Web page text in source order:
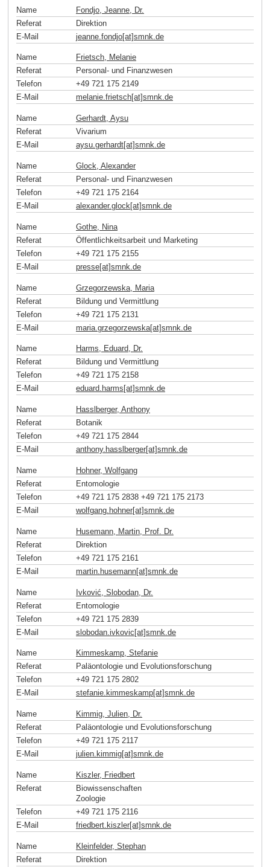
Name
Fondjo, Jeanne, Dr.
Referat
Direktion
E-Mail
jeanne.fondjo[at]smnk de
Name
Frietsch, Melanie
Referat
Personal- und Finanzwesen
Telefon
+49 721 175 2149
E-Mail
melanie.frietsch[at]smnk.de
Name
Gerhardt, Aysu
Referat
Vivarium
E-Mail
aysu.gerhardt[at]smnk.de
Name
Glock, Alexander
Referat
Personal- und Finanzwesen
Telefon
+49 721 175 2164
E-Mail
alexander.glock[at]smnk de
Name
Gothe, Nina
Referat
Öffentlichkeitsarbeit und Marketing
Telefon
+49 721 175 2155
E-Mail
presse[at]smnk de
Name
Grzegorzewska, Maria
Referat
Bildung und Vermittlung
Telefon
+49 721 175 2131
E-Mail
maria.grzegorzewska[at]smnk de
Name
Harms, Eduard, Dr.
Referat
Bildung und Vermittlung
Telefon
+49 721 175 2158
E-Mail
eduard.harms[at]smnk.de
Name
Hasslberger, Anthony
Referat
Botanik
Telefon
+49 721 175 2844
E-Mail
anthony.hasslberger[at]smnk.de
Name
Hohner, Wolfgang
Referat
Entomologie
Telefon
+49 721 175 2838 +49 721 175 2173
E-Mail
wolfgang.hohner[at]smnk de
Name
Husemann, Martin, Prof. Dr.
Referat
Direktion
Telefon
+49 721 175 2161
E-Mail
martin.husemann[at]smnk de
Name
Ivković, Slobodan, Dr.
Referat
Entomologie
Telefon
+49 721 175 2839
E-Mail
slobodan.ivkovic[at]smnk de
Name
Kimmeskamp, Stefanie
Referat
Paläontologie und Evolutionsforschung
Telefon
+49 721 175 2802
E-Mail
stefanie.kimmeskamp[at]smnk.de
Name
Kimmig, Julien, Dr.
Referat
Paläontologie und Evolutionsforschung
Telefon
+49 721 175 2117
E-Mail
julien.kimmig[at]smnk.de
Name
Kiszler, Friedbert
Referat
Biowissenschaften
Zoologie
Telefon
+49 721 175 2116
E-Mail
friedbert.kiszler[at]smnk de
Name
Kleinfelder, Stephan
Referat
Direktion